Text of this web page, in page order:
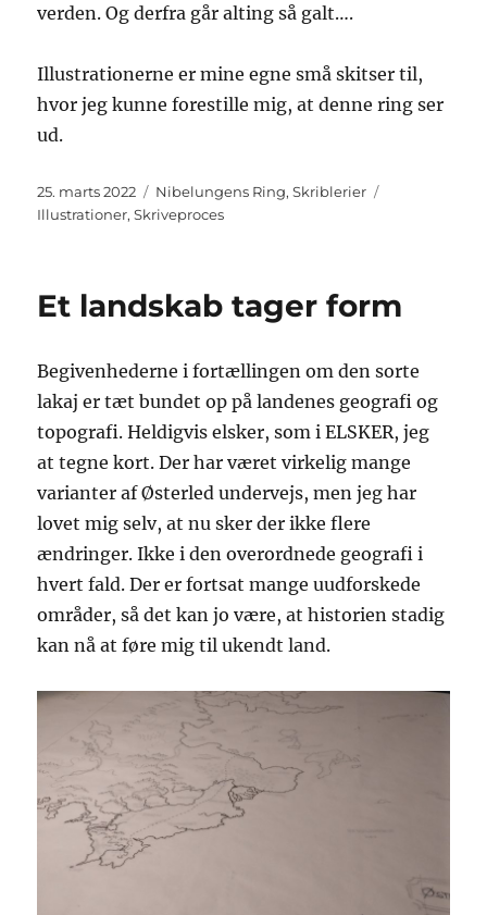
verden. Og derfra går alting så galt….
Illustrationerne er mine egne små skitser til,
hvor jeg kunne forestille mig, at denne ring ser
ud.
Udgivet
25. marts 2022 Kategorier
Nibelungens Ring,Skriblerier
Illustrationer,Skriveproces
Et landskab tager form
Begivenhederne i fortællingen om den sorte
lakaj er tæt bundet op på landenes geografi og
topografi. Heldigvis elsker, som i ELSKER, jeg
at tegne kort. Der har været virkelig mange
varianter af Østerled undervejs, men jeg har
lovet mig selv, at nu sker der ikke flere
ændringer. Ikke i den overordnede geografi i
hvert fald. Der er fortsat mange uudforskede
områder, så det kan jo være, at historien stadig
kan nå at føre mig til ukendt land.